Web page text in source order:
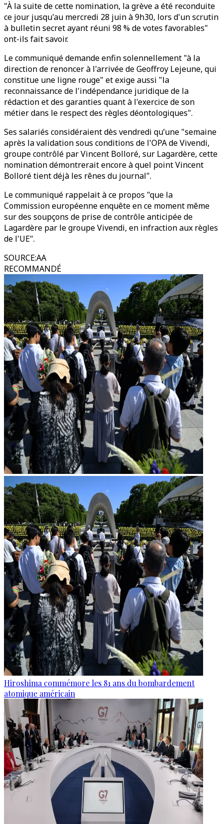
"À la suite de cette nomination, la grève a été reconduite
ce jour jusqu'au mercredi 28 juin à 9h30, lors d'un scrutin
à bulletin secret ayant réuni 98 % de votes favorables"
ont-ils fait savoir.
Le communiqué demande enfin solennellement "à la
direction de renoncer à l'arrivée de Geoffroy Lejeune, qui
constitue une ligne rouge" et exige aussi "la
reconnaissance de l'indépendance juridique de la
rédaction et des garanties quant à l'exercice de son
métier dans le respect des règles déontologiques".
Ses salariés considéraient dès vendredi qu’une "semaine
après la validation sous conditions de l'OPA de Vivendi,
groupe contrôlé par Vincent Bolloré, sur Lagardère, cette
nomination démontrerait encore à quel point Vincent
Bolloré tient déjà les rênes du journal".
Le communiqué rappelait à ce propos "que la
Commission européenne enquête en ce moment même
sur des soupçons de prise de contrôle anticipée de
Lagardère par le groupe Vivendi, en infraction aux règles
de l'UE".
SOURCE:AA
RECOMMANDÉ
Hiroshima commémore les 81 ans du bombardement
atomique américain